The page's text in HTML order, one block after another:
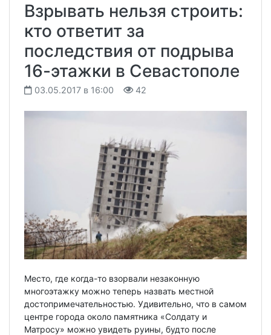
Взрывать нельзя строить:
кто ответит за
последствия от подрыва
16-этажки в Севастополе
03.05.2017 в 16:00 42
Место, где когда-то взорвали незаконную
многоэтажку можно теперь назвать местной
достопримечательностью. Удивительно, что в самом
центре города около памятника «Солдату и
Матросу» можно увидеть руины, будто после